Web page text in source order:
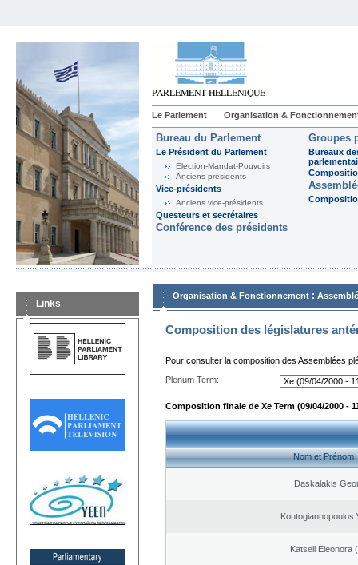
Le Parlement Organisation &
Bureau du Parlement
Le Président du Parlement
Election-Mandat-Pouvoirs
Anciens présidents
Vice-présidents
Anciens vice-présidents
Questeurs et secrétaires
Conférence des présidents
Groupes
Bureaux
Links
Organisation & Fonctionnement :
Composition des législatures
Pour consulter la composition des Assemblées
Plenum Term:
Composition finale de Xe Term (09/04/2000 -
Nom et Prénom
Daskalakis
Kontogiannopoulos
Katseli Eleonora